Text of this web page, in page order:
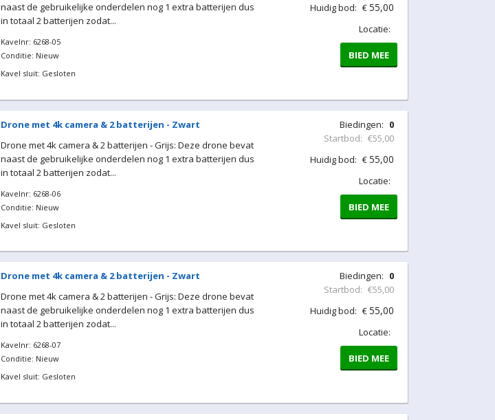
naast de gebruikelijke onderdelen nog 1 extra batterijen dus
in totaal 2 batterijen zodat...
Kavelnr: 6268-05
Conditie: Nieuw
Kavel sluit: Gesloten
Huidig bod: €55,00
Locatie:
BIED MEE
Drone met 4k camera & 2 batterijen - Zwart
Drone met 4k camera & 2 batterijen - Grijs: Deze drone bevat
naast de gebruikelijke onderdelen nog 1 extra batterijen dus
in totaal 2 batterijen zodat...
Kavelnr: 6268-06
Conditie: Nieuw
Kavel sluit: Gesloten
Biedingen: 0
Startbod: €55,00
Huidig bod: €55,00
Locatie:
BIED MEE
Drone met 4k camera & 2 batterijen - Zwart
Drone met 4k camera & 2 batterijen - Grijs: Deze drone bevat
naast de gebruikelijke onderdelen nog 1 extra batterijen dus
in totaal 2 batterijen zodat...
Kavelnr: 6268-07
Conditie: Nieuw
Kavel sluit: Gesloten
Biedingen: 0
Startbod: €55,00
Huidig bod: €55,00
Locatie:
BIED MEE